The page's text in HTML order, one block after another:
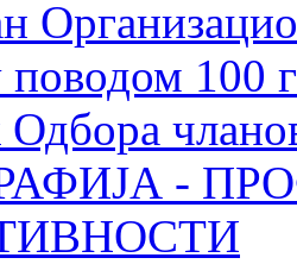
поводом
Одбора
-